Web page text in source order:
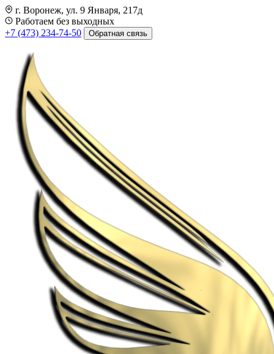
г. Воронеж, ул. 9 Января, 217д
Работаем без выходных
+7 (473) 234-74-50
Обратная связь